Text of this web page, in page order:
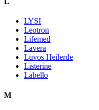
LYSI
Leotron
Lifemed
Lavera
Luvos Heilerde
Listerine
Labello
M